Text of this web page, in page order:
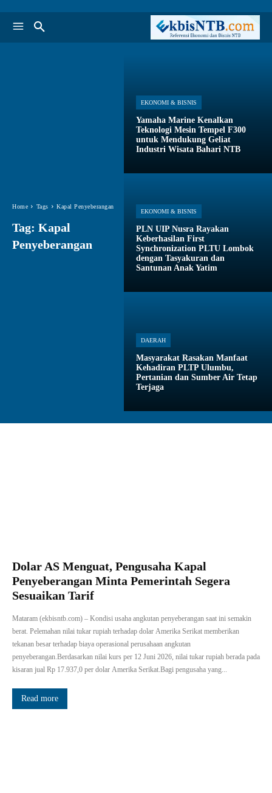
Home Tags Kapal Penyeberangan
Tag: Kapal
Penyeberangan
EKONOMI & BISNIS
Yamaha Marine Kenalkan
Teknologi Mesin Tempel F300
untuk Mendukung Geliat
Industri Wisata Bahari NTB
EKONOMI & BISNIS
PLN UIP Nusra Rayakan
Keberhasilan First
Synchronization PLTU Lombok
dengan Tasyakuran dan
Santunan Anak Yatim
DAERAH
Masyarakat Rasakan Manfaat
Kehadiran PLTP Ulumbu,
Pertanian dan Sumber Air Tetap
Terjaga
Dolar AS Menguat, Pengusaha Kapal
Penyeberangan Minta Pemerintah Segera
Sesuaikan Tarif
Mataram (ekbisntb.com) – Kondisi usaha angkutan penyeberangan saat ini semakin
berat. Pelemahan nilai tukar rupiah terhadap dolar Amerika Serikat memberikan
tekanan besar terhadap biaya operasional perusahaan angkutan
penyeberangan.Berdasarkan nilai kurs per 12 Juni 2026, nilai tukar rupiah berada pada
kisaran jual Rp 17.937,0 per dolar Amerika Serikat.Bagi pengusaha yang...
Read more